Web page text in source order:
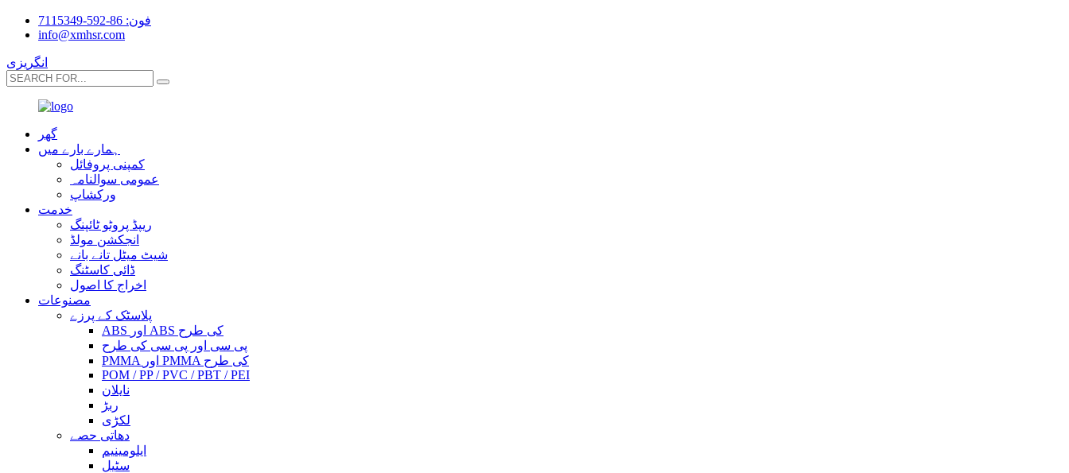
فون: 86-592-7115349
info@xmhsr.com
انگریزی
گھر
ہمارے بارے میں
کمپنی پروفائل
عمومی سوالنامہ
ورکشاپ
خدمت
ریپڈ پروٹو ٹائپنگ
انجکشن مولڈ
شیٹ میٹل تانے بانے
ڈائی کاسٹنگ
اخراج کا اصول
مصنوعات
پلاسٹک کے پرزے
ABS اور ABS کی طرح
پی سی اور پی سی کی طرح
PMMA اور PMMA کی طرح
POM / PP / PVC / PBT / PEI
نایلان
ربڑ
لکڑی
دھاتی حصے
ایلومینیم
سٹیل